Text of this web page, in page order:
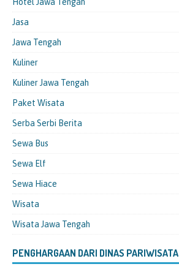
Jasa
Jawa Tengah
Kuliner
Kuliner Jawa Tengah
Paket Wisata
Serba Serbi Berita
Sewa Bus
Sewa Elf
Sewa Hiace
Wisata
Wisata Jawa Tengah
PENGHARGAAN DARI DINAS PARIWISATA